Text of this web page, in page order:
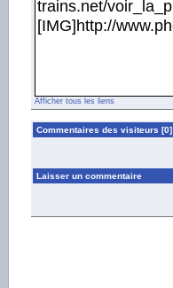
Afficher tous les liens
Commentaires des visiteurs [0]
Laisser un commentaire